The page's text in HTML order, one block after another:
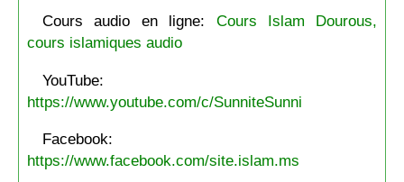
Cours audio en ligne: Cours Islam Dourous,
cours islamiques audio
YouTube:
https://www.youtube.com/c/SunniteSunni
Facebook:
https://www.facebook.com/site.islam.ms